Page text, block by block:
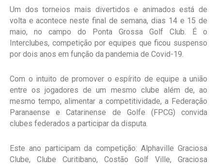
Um dos torneios mais divertidos e animados está de
volta e acontece neste final de semana, dias 14 e 15 de
maio, no campo do Ponta Grossa Golf Club. É o
Interclubes, competição por equipes que ficou suspenso
por dois anos em função da pandemia de Covid-19.
Com o intuito de promover o espírito de equipe a união
entre os jogadores de um mesmo clube além de, ao
mesmo tempo, alimentar a competitividade, a Federação
Paranaense e Catarinense de Golfe (FPCG) convida
clubes federados a participar da disputa.
Este ano participam da competição: Alphaville Graciosa
Clube, Clube Curitibano, Costão Golf Ville, Graciosa